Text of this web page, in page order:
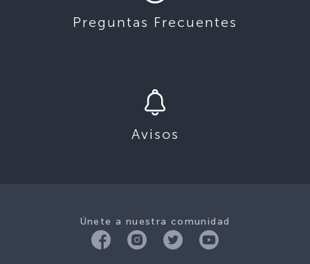
Preguntas Frecuentes
Avisos
Únete a nuestra comunidad